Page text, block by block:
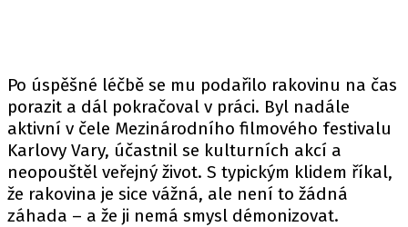
Po úspěšné léčbě se mu podařilo rakovinu na čas
porazit a dál pokračoval v práci. Byl nadále
aktivní v čele Mezinárodního filmového festivalu
Karlovy Vary, účastnil se kulturních akcí a
neopouštěl veřejný život. S typickým klidem říkal,
že rakovina je sice vážná, ale není to žádná
záhada – a že ji nemá smysl démonizovat.